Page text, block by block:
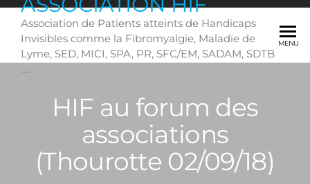
Skip
content
Association de Patients atteints de Handicaps
Invisibles comme la Fibromyalgie, Maladie de
Lyme, SED, MICI, SPA, PR, SFC/EM, SADAM, SDTB
….
MENU
HIF au forum des
associations
(Thourotte 02/09/18)